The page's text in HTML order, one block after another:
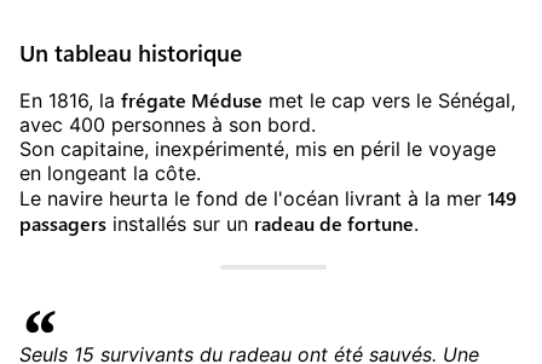
Un tableau historique
En 1816, la frégate Méduse met le cap vers le Sénégal,
avec 400 personnes à son bord.
Son capitaine, inexpérimenté, mis en péril le voyage
en longeant la côte.
Le navire heurta le fond de l'océan livrant à la mer 149
passagers installés sur un radeau de fortune.
Seuls 15 survivants du radeau ont été sauvés. Une